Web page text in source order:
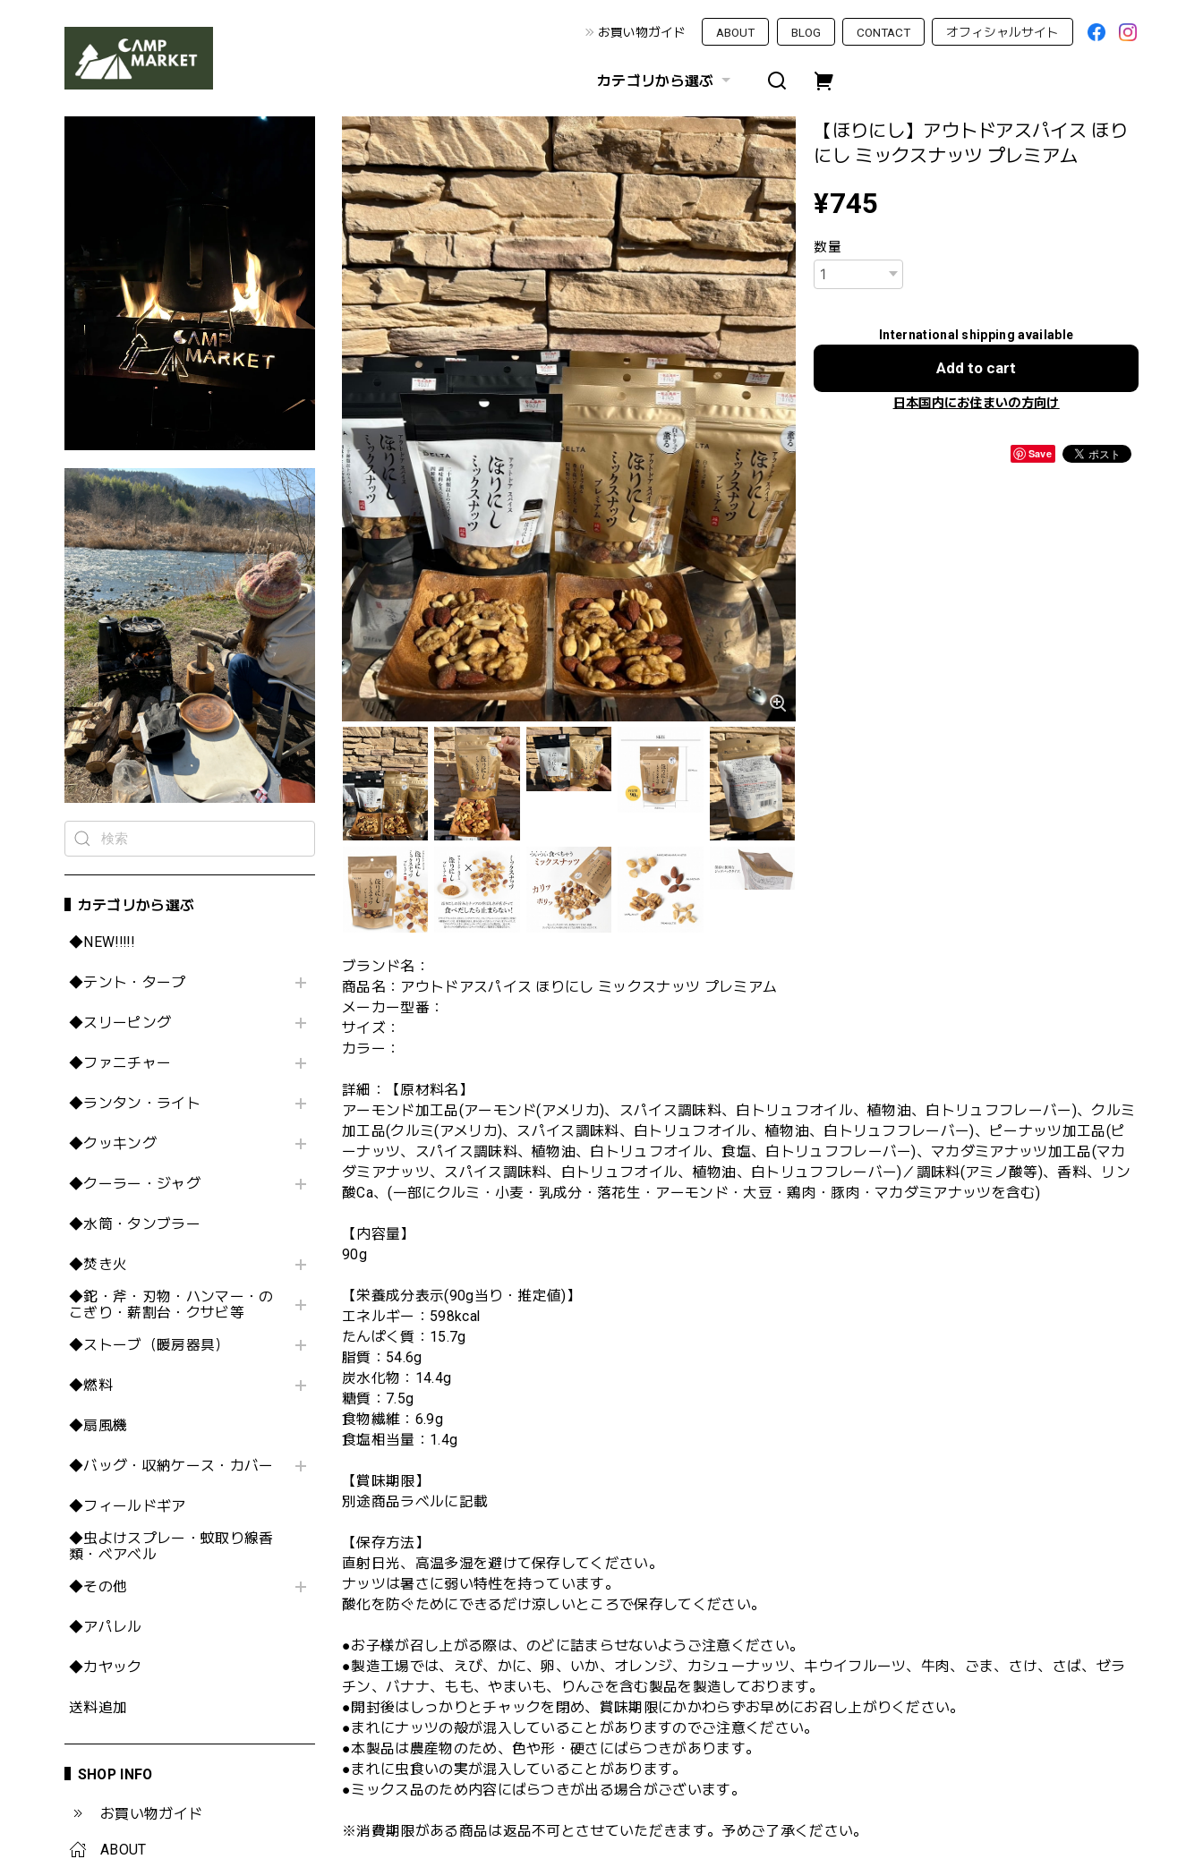
お買い物ガイド ABOUT BLOG CONTACT オフィシャルサイト
カテゴリから選ぶ
カテゴリから選ぶ
◆NEW!!!!!
◆テント・タープ
◆スリーピング
◆ファニチャー
◆ランタン・ライト
◆クッキング
◆クーラー・ジャグ
◆水筒・タンブラー
◆焚き火
◆鉈・斧・刃物・ハンマー・の
こぎり・薪割台・クサビ等
◆ストーブ（暖房器具）
◆燃料
◆扇風機
◆バッグ・収納ケース・カバー
◆フィールドギア
◆虫よけスプレー・蚊取り線香
類・ベアベル
◆その他
◆アパレル
◆カヤック
送料追加
SHOP INFO
お買い物ガイド
ABOUT
【ほりにし】アウトドアスパイス ほり
にし ミックスナッツ プレミアム
¥745
数量
International shipping available
Add to cart
日本国内にお住まいの方向け
Save
ブランド名：
商品名：アウトドアスパイス ほりにし ミックスナッツ プレミアム
メーカー型番：
サイズ：
カラー：
詳細：【原材料名】
アーモンド加工品(アーモンド(アメリカ)、スパイス調味料、白トリュフオイル、植物油、白トリュフフレーバー)、クルミ
加工品(クルミ(アメリカ)、スパイス調味料、白トリュフオイル、植物油、白トリュフフレーバー)、ピーナッツ加工品(ピ
ーナッツ、スパイス調味料、植物油、白トリュフオイル、食塩、白トリュフフレーバー)、マカダミアナッツ加工品(マカ
ダミアナッツ、スパイス調味料、白トリュフオイル、植物油、白トリュフフレーバー)／調味料(アミノ酸等)、香料、リン
酸Ca、(一部にクルミ・小麦・乳成分・落花生・アーモンド・大豆・鶏肉・豚肉・マカダミアナッツを含む)
【内容量】
90g
【栄養成分表示(90g当り・推定値)】
エネルギー：598kcal
たんぱく質：15.7g
脂質：54.6g
炭水化物：14.4g
糖質：7.5g
食物繊維：6.9g
食塩相当量：1.4g
【賞味期限】
別途商品ラベルに記載
【保存方法】
直射日光、高温多湿を避けて保存してください。
ナッツは暑さに弱い特性を持っています。
酸化を防ぐためにできるだけ涼しいところで保存してください。
●お子様が召し上がる際は、のどに詰まらせないようご注意ください。
●製造工場では、えび、かに、卵、いか、オレンジ、カシューナッツ、キウイフルーツ、牛肉、ごま、さけ、さば、ゼラ
チン、バナナ、もも、やまいも、りんごを含む製品を製造しております。
●開封後はしっかりとチャックを閉め、賞味期限にかかわらずお早めにお召し上がりください。
●まれにナッツの殻が混入していることがありますのでご注意ください。
●本製品は農産物のため、色や形・硬さにばらつきがあります。
●まれに虫食いの実が混入していることがあります。
●ミックス品のため内容にばらつきが出る場合がございます。
※消費期限がある商品は返品不可とさせていただきます。予めご了承ください。